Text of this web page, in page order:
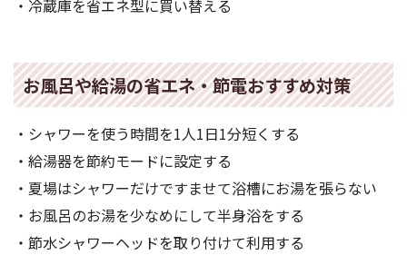
・冷蔵庫を省エネ型に買い替える
お風呂や給湯の省エネ・節電おすすめ対策
・シャワーを使う時間を1人1日1分短くする
・給湯器を節約モードに設定する
・夏場はシャワーだけですませて浴槽にお湯を張らない
・お風呂のお湯を少なめにして半身浴をする
・節水シャワーヘッドを取り付けて利用する